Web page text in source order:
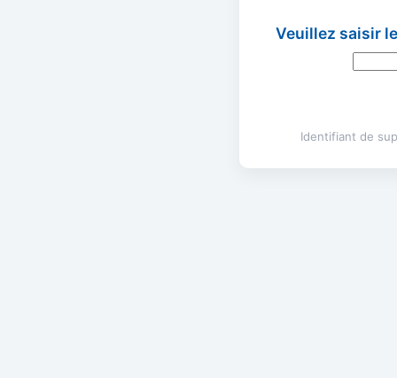
Veuillez saisir
Identifiant de